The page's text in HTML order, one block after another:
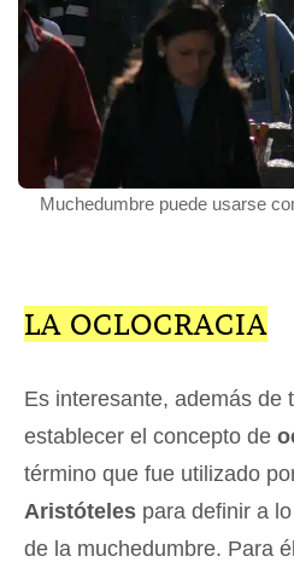
Muchedumbre puede usarse
LA OCLOCRACIA
Es interesante, además de
establecer el concepto de
término que fue utilizado
Aristóteles para definir a
de la muchedumbre. Para